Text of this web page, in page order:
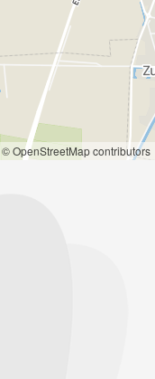
© OpenStreetMap contributors